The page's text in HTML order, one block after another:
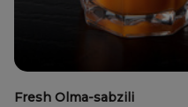
Fresh Olma-sabzili